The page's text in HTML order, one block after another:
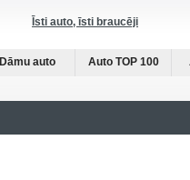
Īsti auto, īsti braucēji
Dāmu auto Auto TOP 100